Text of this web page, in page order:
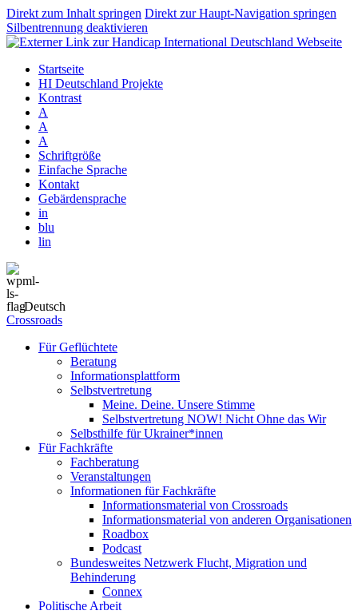
Direkt zum Inhalt springen Direkt zur Haupt-Navigation springen
Silbentrennung deaktivieren
Startseite
HI Deutschland Projekte
Kontrast
A
A
A
Schriftgröße
Einfache Sprache
Kontakt
Gebärdensprache
in
blu
lin
Deutsch
Crossroads
Für Geflüchtete
Beratung
Informationsplattform
Selbstvertretung
Meine. Deine. Unsere Stimme
Selbstvertretung NOW! Nicht Ohne das Wir
Selbsthilfe für Ukrainer*innen
Für Fachkräfte
Fachberatung
Veranstaltungen
Informationen für Fachkräfte
Informationsmaterial von Crossroads
Informationsmaterial von anderen Organisationen
Roadbox
Podcast
Bundesweites Netzwerk Flucht, Migration und
Behinderung
Connex
Politische Arbeit